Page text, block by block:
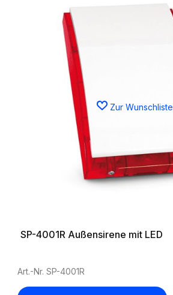
Zur Wunschliste
SP-4001R Außensirene mit LED
Art.-Nr. SP-4001R